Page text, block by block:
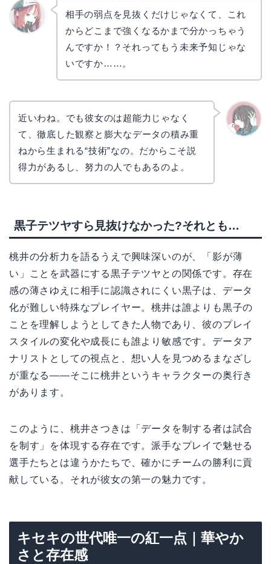
相手の弱点を見抜くだけじゃなくて、これ
からどこまで強くなるかまで分かっちゃう
んですか！？それってもう未来予知じゃな
いですか……。
近いわね。でも彼女のは超能力じゃなく
て、徹底した観察と膨大なデータの積み重
ねから生まれる“技術”なの。だからこそ説
得力があるし、努力の人でもあるのよ。
黒子テツヤすら見抜けなかった?それとも…
桃井の分析力を語るうえで興味深いのが、「影が薄
い」ことを武器にする黒子テツヤとの関係です。存在
感の薄さゆえに相手に認識されにくい黒子は、データ
化が難しい特殊なプレイヤー。桃井は誰よりも黒子の
ことを理解しようとしてきた人物であり、彼のプレイ
スタイルの変化や成長にも誰より敏感です。データア
ナリストとしての視点と、想い人を見つめるまなざし
が重なる――そこに桃井というキャラクターの奥行き
があります。
このように、桃井さつきは「データを制する者は試合
を制す」を体現する存在です。派手なプレイで魅せる
選手たちとは違うかたちで、確かにチームの勝利に貢
献している。それが彼女の第一の魅力です。
キセキの世代唯一の紅一点｜華やか
さと存在感